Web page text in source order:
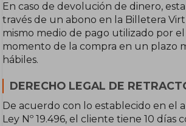
En caso de devolución de dinero, esta
través de un abono en la Billetera
mismo medio de pago utilizado por el
momento de la compra en un plazo
hábiles.
DERECHO LEGAL DE
De acuerdo con lo establecido en el
Ley Nº 19.496, el cliente tiene 10 días